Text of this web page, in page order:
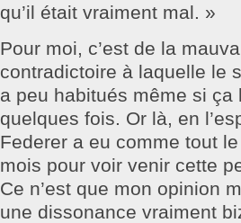
qu’il était vraiment mal. »
Pour moi, c’est de la
contradictoire à laquelle le
a peu habitués même si ça
quelques fois. Or là, en
Federer a eu comme tout
mois pour voir venir cette
Ce n’est que mon opinion
une dissonance vraiment